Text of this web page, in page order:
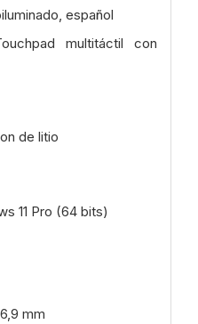
español
multitáctil con
de litio
11 Pro (64 bits)
mm